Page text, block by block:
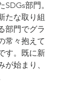
部門。
たな取り組
部門でグラ
常々抱えて
す。既に新
が始まり、